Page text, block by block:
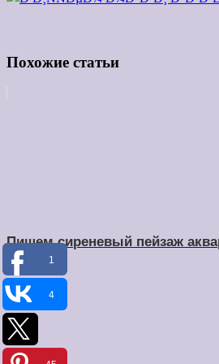
Похожие статьи
Пишем сиреневый пейзаж
1
4